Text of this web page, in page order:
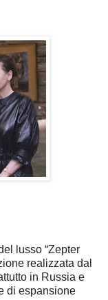
lusso “Zepter
realizzata dal
in Russia e
di espansione